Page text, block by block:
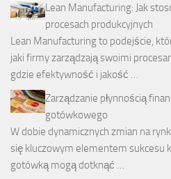
Lean Manufacturing: Jak
procesach produkcyjnych
Lean Manufacturing to podejście,
jaki firmy zarządzają swoimi
gdzie efektywność i jakość …
Zarządzanie płynnością
gotówkowego
W dobie dynamicznych zmian na
się kluczowym elementem sukcesu
gotówką mogą dotknąć …